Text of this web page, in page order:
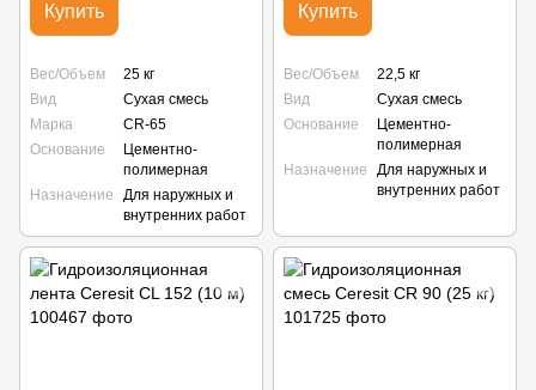
Купить
Вес/Объем
25 кг
Вид
Сухая смесь
Марка
CR-65
Основание
Цементно-
полимерная
Назначение
Для наружных и
внутренних работ
Купить
Вес/Объем
22,5 кг
Вид
Сухая смесь
Основание
Цементно-
полимерная
Назначение
Для наружных и
внутренних работ